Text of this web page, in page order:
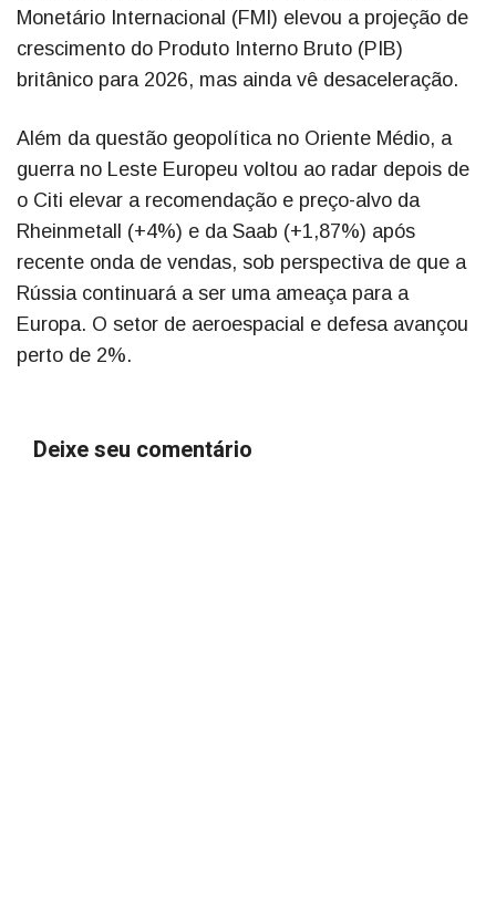
Monetário Internacional (FMI) elevou a projeção de
crescimento do Produto Interno Bruto (PIB)
britânico para 2026, mas ainda vê desaceleração.
Além da questão geopolítica no Oriente Médio, a
guerra no Leste Europeu voltou ao radar depois de
o Citi elevar a recomendação e preço-alvo da
Rheinmetall (+4%) e da Saab (+1,87%) após
recente onda de vendas, sob perspectiva de que a
Rússia continuará a ser uma ameaça para a
Europa. O setor de aeroespacial e defesa avançou
perto de 2%.
Deixe seu comentário